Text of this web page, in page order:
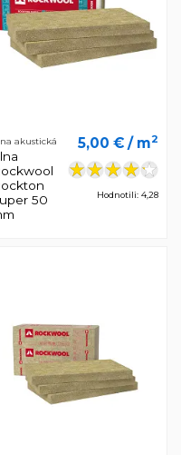
akustická
50
5,00 € / m2
Hodnotili: 4,28